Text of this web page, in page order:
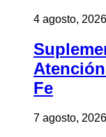
4 agosto, 2026
Fe
7 agosto, 2026